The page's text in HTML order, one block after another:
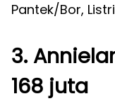
Pantek/Bor,
3.
168 juta